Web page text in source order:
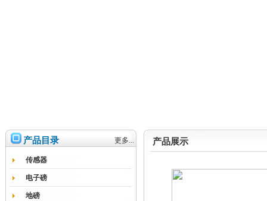
产品目录 更多...
传感器
电子磅
地磅
产品展示